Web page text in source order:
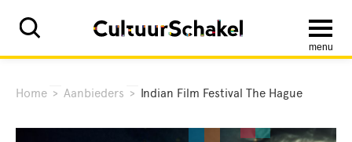
menu
Home > Aanbieders > Indian Film Festival The Hague